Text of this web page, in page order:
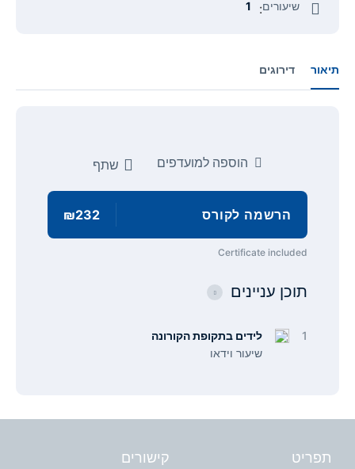
שיעורים:
1
תיאור דירוגים
הוספה למועדפים שתף
הרשמה לקורס ₪232
Certificate included
תוכן עניינים
1
לידים בתקופת הקורונה
שיעור וידאו
תפריט קישורים